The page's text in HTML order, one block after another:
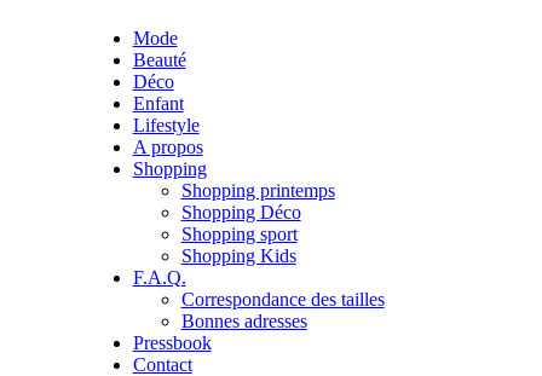
Mode
Beauté
Déco
Enfant
Lifestyle
A propos
Shopping
Shopping printemps
Shopping Déco
Shopping sport
Shopping Kids
F.A.Q.
Correspondance des tailles
Bonnes adresses
Pressbook
Contact